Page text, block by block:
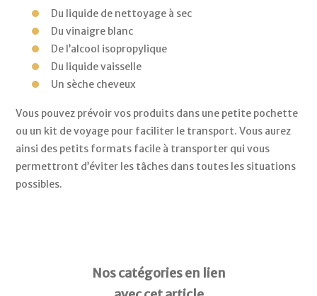
Du liquide de nettoyage à sec
Du vinaigre blanc
De l’alcool isopropylique
Du liquide vaisselle
Un sèche cheveux
Vous pouvez prévoir vos produits dans une petite pochette
ou un kit de voyage pour faciliter le transport. Vous aurez
ainsi des petits formats facile à transporter qui vous
permettront d’éviter les tâches dans toutes les situations
possibles.
Nos catégories en lien